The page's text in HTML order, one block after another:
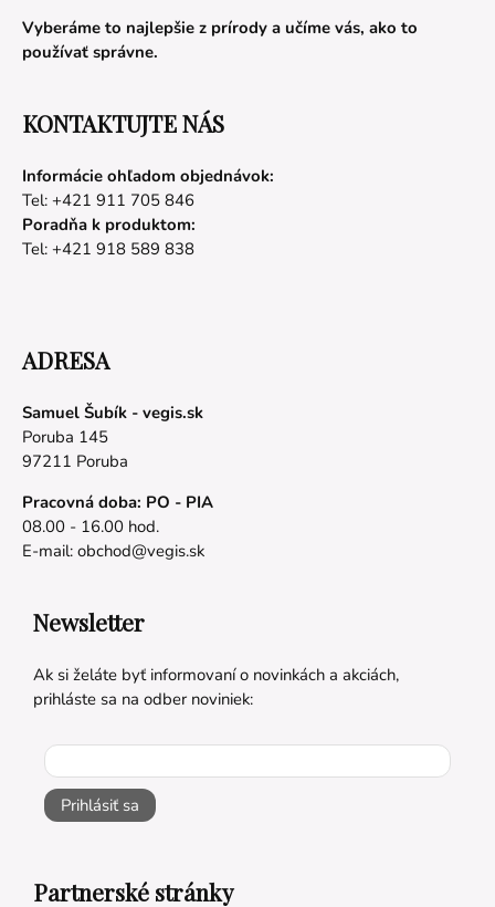
Vyberáme to najlepšie z prírody a učíme vás, ako to
používať správne.
KONTAKTUJTE NÁS
Informácie ohľadom objednávok:
Tel: +421 911 705 846
Poradňa k produktom:
Tel: +421 918 589 838
ADRESA
Samuel Šubík - vegis.sk
Poruba 145
97211 Poruba
Pracovná doba: PO - PIA
08.00 - 16.00 hod.
E-mail: obchod@vegis.sk
Newsletter
Ak si želáte byť informovaní o novinkách a akciách,
prihláste sa na odber noviniek:
Prihlásiť sa
Partnerské stránky